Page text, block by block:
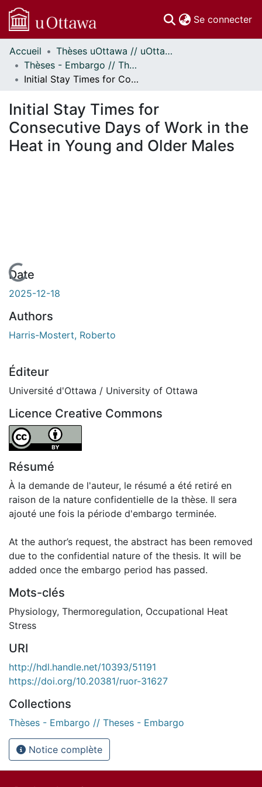
Se connecter
Communautés
et collections
Parcourir
À propos
Accueil
Thèses uOttawa // uOttawa Theses
Thèses - Embargo // Theses - Embargo
Initial Stay Times for Consecutive Days of Work in the Heat in Young and Older Males
Initial Stay Times for
Consecutive Days of Work in the
Heat in Young and Older Males
En cours de chargement...
Date
2025-12-18
Authors
Harris-Mostert, Roberto
Éditeur
Université d'Ottawa / University of Ottawa
Licence Creative Commons
Attribution 4.0 International
Résumé
À la demande de l'auteur, le résumé a été retiré en
raison de la nature confidentielle de la thèse. Il sera
ajouté une fois la période d'embargo terminée.
At the author’s request, the abstract has been removed
due to the confidential nature of the thesis. It will be
added once the embargo period has passed.
Mots-clés
Physiology, Thermoregulation, Occupational Heat
Stress
URI
http://hdl.handle.net/10393/51191
https://doi.org/10.20381/ruor-31627
Collections
Thèses - Embargo // Theses - Embargo
Notice complète